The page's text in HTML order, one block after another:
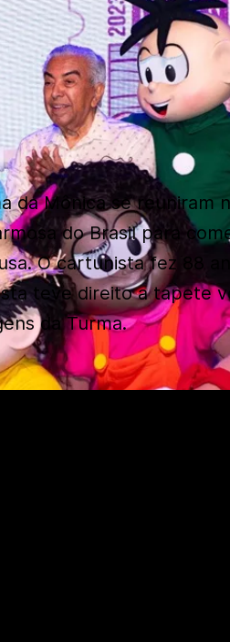
da Mônica se reuniram
do Brasil para
O cartunista fez 88
teve direito a tapete
da Turma.